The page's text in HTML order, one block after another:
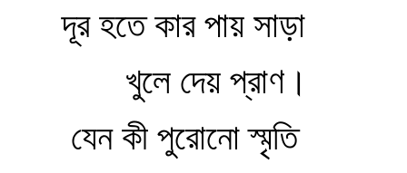
দূর হতে কার পায় সাড়া
খুলে দেয় প্রাণ।
যেন কী পুরোনো স্মৃতি